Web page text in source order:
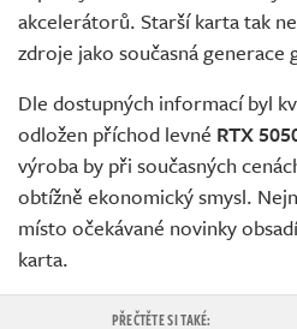
akcelerátorů. Starší karta tak
zdroje jako současná generace
Dle dostupných informací byl
odložen příchod levné RTX
výroba by při současných
obtížně ekonomický smysl.
místo očekávané novinky
karta.